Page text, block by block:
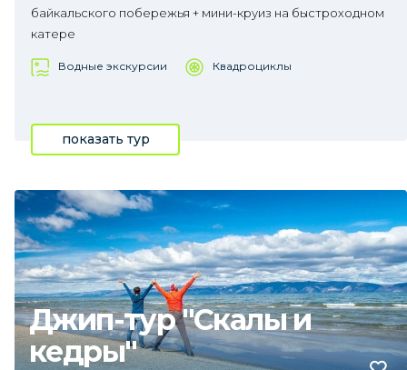
байкальского побережья + мини-круиз на быстроходном
катере
Водные экскурсии Квадроциклы
показать тур
Джип-тур "Скалы и
кедры"